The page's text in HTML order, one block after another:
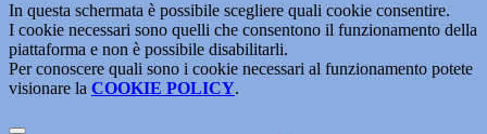
In questa schermata è possibile scegliere quali cookie consentire.
I cookie necessari sono quelli che consentono il funzionamento della
piattaforma e non è possibile disabilitarli.
Per conoscere quali sono i cookie necessari al funzionamento potete
visionare la COOKIE POLICY.